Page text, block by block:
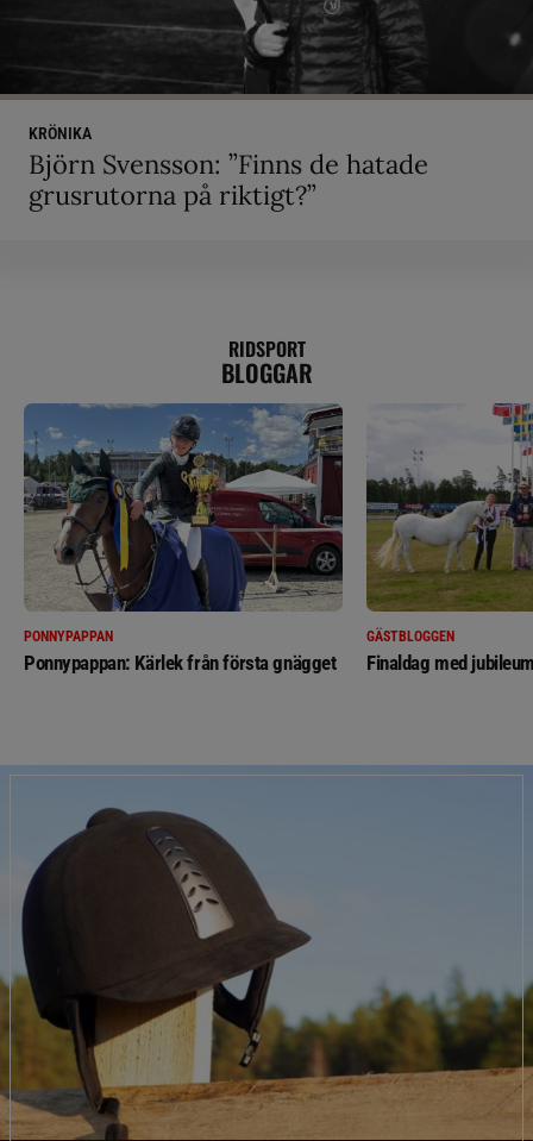
KRÖNIKA
Björn Svensson: ”Finns de hatade
grusrutorna på riktigt?”
RIDSPORT
BLOGGAR
PONNYPAPPAN
Ponnypappan: Kärlek från första gnägget
GÄSTBLOGGEN
Finaldag med